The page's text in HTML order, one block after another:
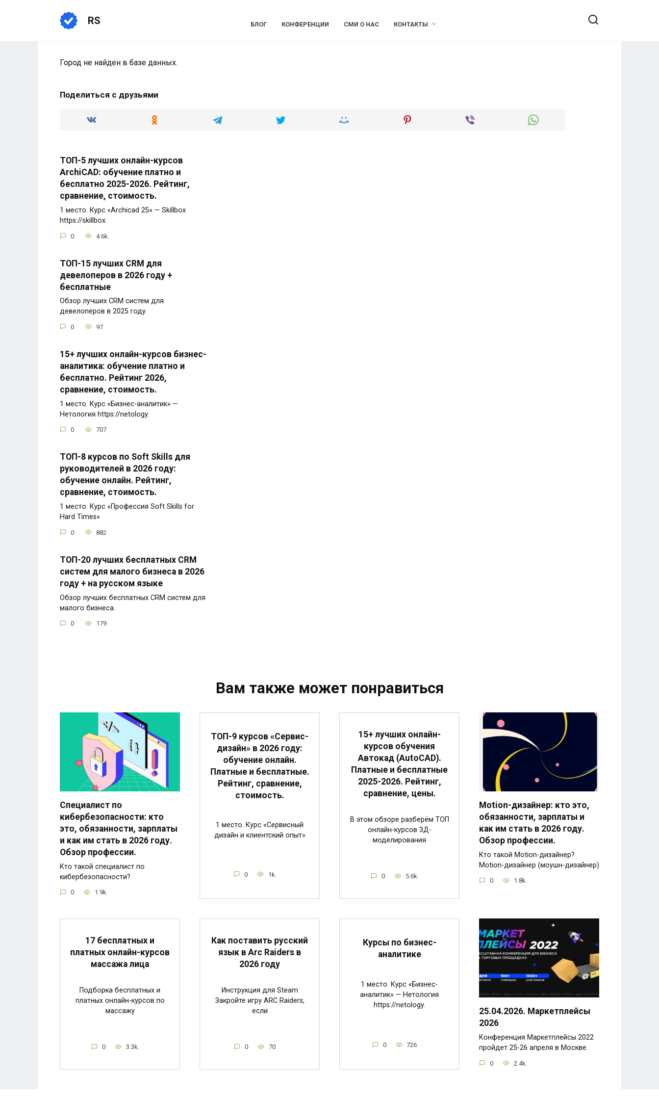
RS БЛОГ КОНФЕРЕНЦИИ СМИ О НАС КОНТАКТЫ
Город не найден в базе данных.
Поделиться с друзьями
ТОП-5 лучших онлайн-курсов
ArchiCAD: обучение платно и
бесплатно 2025-2026. Рейтинг,
сравнение, стоимость.
1 место. Курс «Archicad 25» — Skillbox
https://skillbox.
0 4.6k.
ТОП-15 лучших CRM для
девелоперов в 2026 году +
бесплатные
Обзор лучших CRM систем для
девелоперов в 2025 году.
0 97
15+ лучших онлайн-курсов бизнес-
аналитика: обучение платно и
бесплатно. Рейтинг 2026,
сравнение, стоимость.
1 место. Курс «Бизнес-аналитик» —
Нетология https://netology.
0 707
ТОП-8 курсов по Soft Skills для
руководителей в 2026 году:
обучение онлайн. Рейтинг,
сравнение, стоимость.
1 место. Курс «Профессия Soft Skills for
Hard Times»
0 882
ТОП-20 лучших бесплатных CRM
систем для малого бизнеса в 2026
году + на русском языке
Обзор лучших бесплатных CRM систем для
малого бизнеса.
0 179
Вам также может понравиться
Специалист по
кибербезопасности: кто
это, обязанности, зарплаты
и как им стать в 2026 году.
Обзор профессии.
Кто такой специалист по
кибербезопасности?
0 1.9k.
ТОП-9 курсов «Сервис-
дизайн» в 2026 году:
обучение онлайн.
Платные и бесплатные.
Рейтинг, сравнение,
стоимость.
1 место. Курс «Сервисный
дизайн и клиентский опыт»
0 1k.
15+ лучших онлайн-
курсов обучения
Автокад (AutoCAD).
Платные и бесплатные
2025-2026. Рейтинг,
сравнение, цены.
В этом обзоре разберём ТОП
онлайн-курсов 3Д-
моделирования
0 5.6k.
Motion-дизайнер: кто это,
обязанности, зарплаты и
как им стать в 2026 году.
Обзор профессии.
Кто такой Motion-дизайнер?
Motion-дизайнер (моушн-дизайнер)
0 1.8k.
17 бесплатных и
платных онлайн-курсов
массажа лица
Подборка бесплатных и
платных онлайн-курсов по
массажу
0 3.3k.
Как поставить русский
язык в Arc Raiders в
2026 году
Инструкция для Steam
Закройте игру ARC Raiders,
если
0 70
Курсы по бизнес-
аналитике
1 место. Курс «Бизнес-
аналитик» — Нетология
https://netology.
0 726
25.04.2026. Маркетплейсы
2026
Конференция Маркетплейсы 2022
пройдет 25-26 апреля в Москве.
0 2.4k.